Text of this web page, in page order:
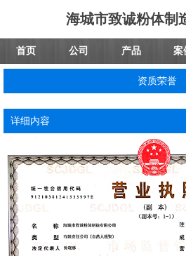
海城市致诚粉体制
首页 公司 产品 案
资质荣誉
详细内容